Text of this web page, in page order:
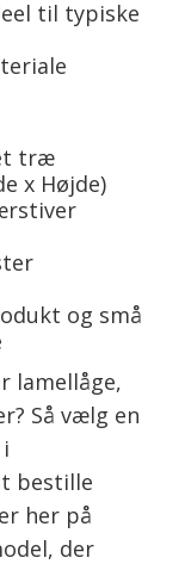
til typiske
træ
x Højde)
og små
lamellåge,
Så vælg en
bestille
her på
der